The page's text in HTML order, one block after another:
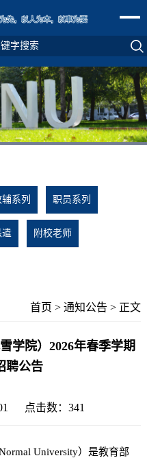
系列 职员系列
遣 附校老师
首页 >通知公告 > 正文
学院）2026年春季学期
聘公告
点击数： 341
University）是教育部